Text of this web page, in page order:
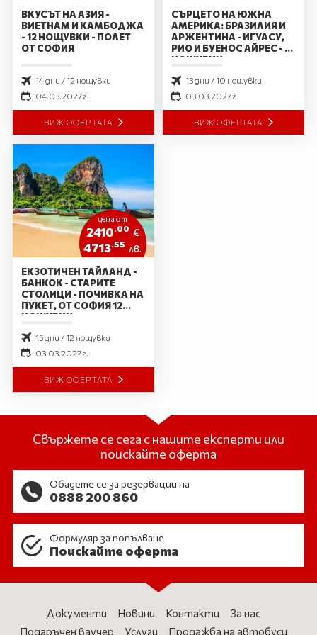
ВКУСЪТ НА АЗИЯ -
ВИЕТНАМ И КАМБОДЖА
- 12 НОЩУВКИ - ПОЛЕТ
ОТ СОФИЯ
14 дни / 12 нощувки
04.03.2027 г.
ВИЖ ОФЕРТАТА
СЪРЦЕТО НА ЮЖНА
АМЕРИКА: БРАЗИЛИЯ И
АРЖЕНТИНА - ИГУАСУ,
РИО И БУЕНОС АЙРЕС - 10
НОЩУВКИ
13 дни / 10 нощувки
03.03.2027 г.
ВИЖ ОФЕРТАТА
цена от
2410 .00 €
4713.55 лв.
ЕКЗОТИЧЕН ТАЙЛАНД -
БАНКОК - СТАРИТЕ
СТОЛИЦИ - ПОЧИВКА НА
ПУКЕТ, ОТ СОФИЯ 12
НОЩУВКИ
15 дни / 12 нощувки
03.03.2027 г.
ВИЖ ОФЕРТАТА
Свържете се сега с нашите експерти или
поискайте оферта
Обадете се за резервации на
0888 200 860
Формуляр за попълване
Поискайте оферта
Документи Новини Контакти
За нас
Подаръчен ваучер
Услуги Продажба на автобуси